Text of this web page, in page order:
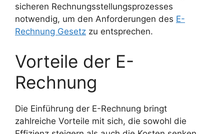
sicheren Rechnungsstellungsprozesses
notwendig, um den Anforderungen des E-
Rechnung Gesetz zu entsprechen.
Vorteile der E-
Rechnung
Die Einführung der E-Rechnung bringt
zahlreiche Vorteile mit sich, die sowohl die